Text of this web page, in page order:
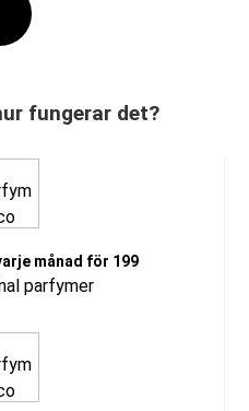
fungerar det?
månad för 199
parfymer